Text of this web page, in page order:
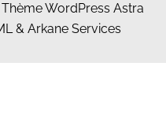
Thème WordPress Astra
& Arkane Services